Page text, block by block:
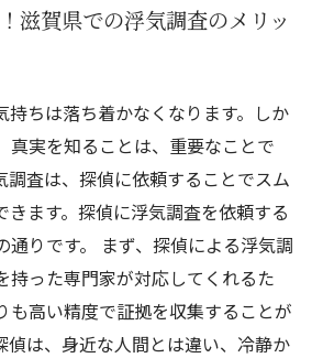
に暴くために必要な監視期間と
滋賀県での浮気調査のメリッ
持ちは落ち着かなくなります。しか
真実を知ることは、重要なことで
調査は、探偵に依頼することでスム
きます。探偵に浮気調査を依頼する
通りです。 まず、探偵による浮気調
持った専門家が対応してくれるた
も高い精度で証拠を収集することが
偵は、身近な人間とは違い、冷静か